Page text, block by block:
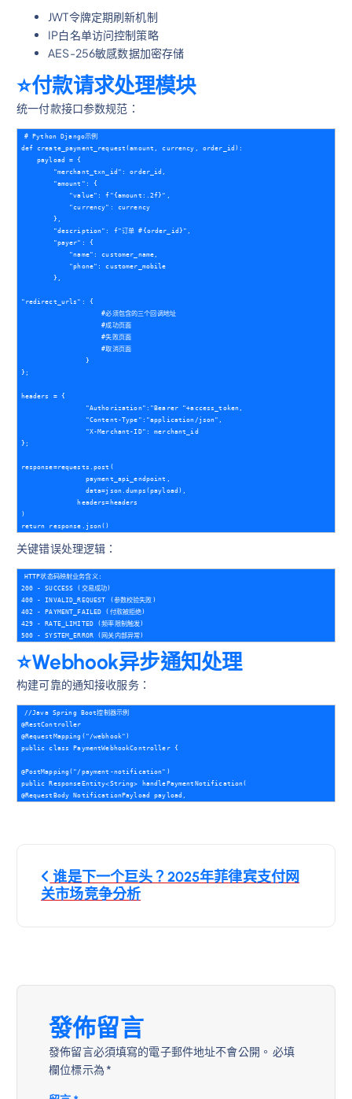
JWT令牌定期刷新机制
IP白名单访问控制策略
AES-256敏感数据加密存储
⭐️付款请求处理模块
统一付款接口参数规范：
# Python Django示例
def create_payment_request(amount, currency, order_id):
    payload = {
        "merchant_txn_id": order_id,
        "amount": {
            "value": f"{amount:.2f}",
            "currency": currency
        },
        "description": f"订单 #{order_id}",
        "payer": {
            "name": customer_name,
            "phone": customer_mobile
        },
"redirect_urls": {
                    #必须包含的三个回调地址
                    #成功页面
                    #失败页面
                    #取消页面
                }
};
headers = {
                "Authorization":"Bearer "+access_token,
                "Content-Type":"application/json",
                "X-Merchant-ID": merchant_id
};
response=requests.post(
                payment_api_endpoint,
                data=json.dumps(payload),
              headers=headers
)
关键错误处理逻辑：
HTTP状态码映射业务含义:
200 - SUCCESS (交易成功)
400 - INVALID_REQUEST (参数校验失败)
402 - PAYMENT_FAILED (付款被拒绝)
429 - RATE_LIMITED (频率限制触发)
⭐️Webhook异步通知处理
构建可靠的通知接收服务：
//Java Spring Boot控制器示例
@RestController
@RequestMapping("/webhook")
public class PaymentWebhookController {
@PostMapping("/payment-notification")
public ResponseEntity<String> handlePaymentNotification(
文
章
覽
谁是下一个巨头？2025年菲律宾支付网
关市场竞争分析
發佈留言
發佈留言必須填寫的電子郵件地址不會公開。 必填
欄位標示為 *